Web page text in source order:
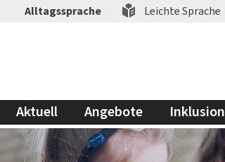
Alltagssprache Leichte Sprache
Aktuell Angebote Inklusion